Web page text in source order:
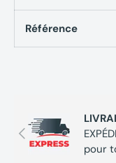
dimensions
de Makita.
Référence
Précédent
pour